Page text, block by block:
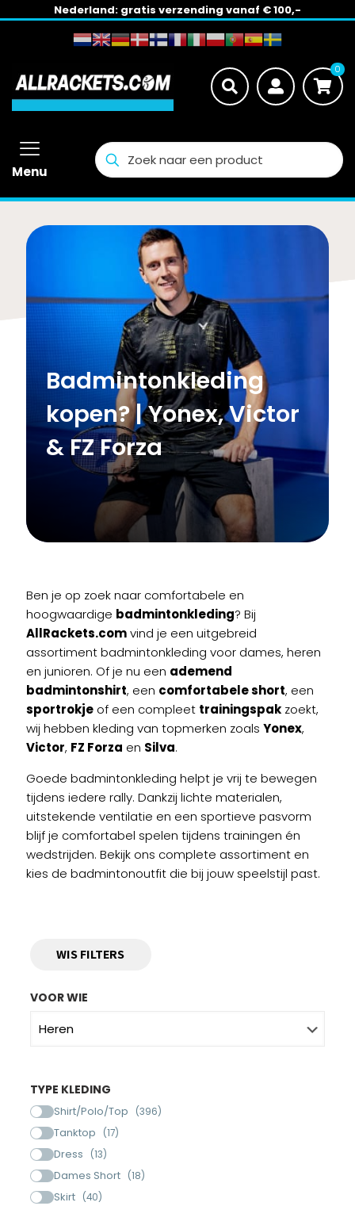
Nederland: gratis verzending vanaf € 100,-
0
Menu
Badmintonkleding
kopen? | Yonex, Victor
& FZ Forza
Ben je op zoek naar comfortabele en
hoogwaardige badmintonkleding? Bij
AllRackets.comvind je een uitgebreid
assortiment badmintonkleding voor dames, heren
en junioren. Of je nu een ademend
badmintonshirt, een comfortabele short, een
sportrokje of een compleet trainingspak zoekt,
wij hebben kleding van topmerken zoals Yonex,
Victor, FZ Forza en Silva.
Goede badmintonkleding helpt je vrij te bewegen
tijdens iedere rally. Dankzij lichte materialen,
uitstekende ventilatie en een sportieve pasvorm
blijf je comfortabel spelen tijdens trainingen én
wedstrijden. Bekijk ons complete assortiment en
kies de badmintonoutfit die bij jouw speelstijl past.
WIS FILTERS
VOOR WIE
TYPE KLEDING
Shirt/Polo/Top (396)
Tanktop (17)
Dress (13)
Dames Short (18)
Skirt (40)